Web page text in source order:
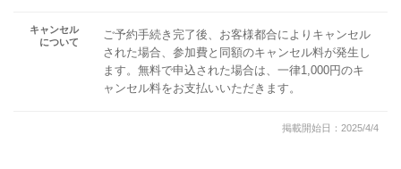
キャンセル
について
ご予約手続き完了後、お客様都合によりキャンセル
された場合、参加費と同額のキャンセル料が発生し
ます。無料で申込された場合は、一律1,000円のキ
ャンセル料をお支払いいただきます。
掲載開始日：2025/4/4